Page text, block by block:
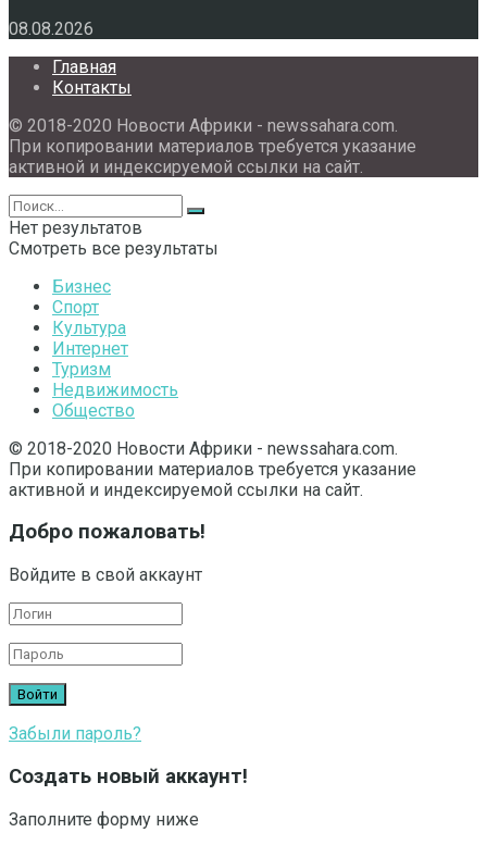
08.08.2026
Главная
Контакты
© 2018-2020 Новости Африки - newssahara.com.
При копировании материалов требуется указание
активной и индексируемой ссылки на сайт.
Нет результатов
Смотреть все результаты
Бизнес
Спорт
Культура
Интернет
Туризм
Недвижимость
Общество
© 2018-2020 Новости Африки - newssahara.com.
При копировании материалов требуется указание
активной и индексируемой ссылки на сайт.
Добро пожаловать!
Войдите в свой аккаунт
Забыли пароль?
Создать новый аккаунт!
Заполните форму ниже